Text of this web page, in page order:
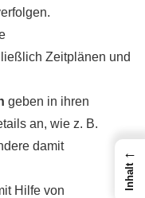
Zeitplänen und
geben in ihren
an, wie z. B.
damit
Hilfe von
←
Inhalt